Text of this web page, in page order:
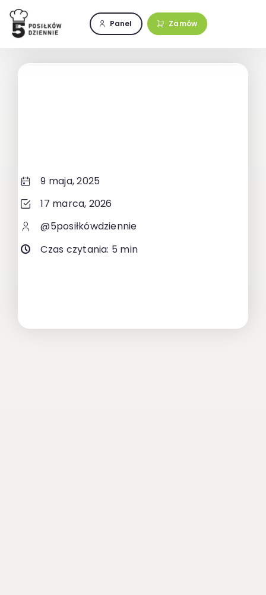
Przejdź
zawartości
Panel Zamów
9 maja, 2025
17 marca, 2026
@5posiłkówdziennie
Czas czytania: 5 min